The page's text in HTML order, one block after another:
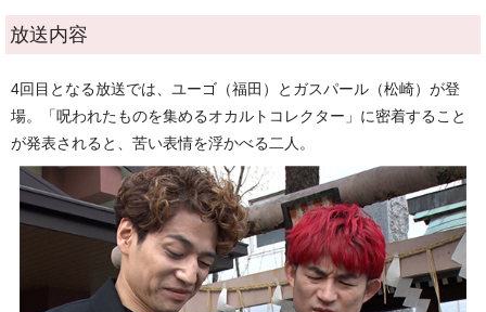
放送内容
4回目となる放送では、ユーゴ（福田）とガスパール（松崎）が登
場。「呪われたものを集めるオカルトコレクター」に密着すること
が発表されると、苦い表情を浮かべる二人。